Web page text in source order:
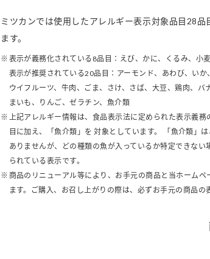
ミツカンでは使用したアレルギー表示対象品目28品
ます。
表示が義務化されている8品目：えび、かに、くるみ、小
表示が推奨されている20品目：アーモンド、あわび、い
ウイフルーツ、牛肉、ごま、さけ、さば、大豆、鶏肉、バ
まいも、りんご、ゼラチン、魚介類
上記アレルギー情報は、食品表示法に定められた表示義
目に加え、「魚介類」を 対象としています。 「魚介類」
ありませんが、どの種類の魚が入っているか特定できな
られている表示です。
商品のリニューアル等により、お手元の商品と当ホーム
ます。ご購入、お召し上がりの際は、必ずお手元の商品の